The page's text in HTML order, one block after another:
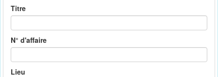
Titre
N° d'affaire
Lieu